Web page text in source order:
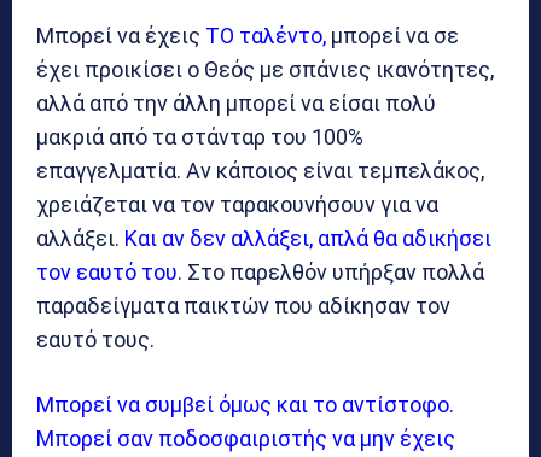
Μπορεί να έχεις ΤΟ ταλέντο, μπορεί να σε
έχει προικίσει ο Θεός με σπάνιες ικανότητες,
αλλά από την άλλη μπορεί να είσαι πολύ
μακριά από τα στάνταρ του 100%
επαγγελματία. Αν κάποιος είναι τεμπελάκος,
χρειάζεται να τον ταρακουνήσουν για να
αλλάξει. Και αν δεν αλλάξει, απλά θα αδικήσει
τον εαυτό του. Στο παρελθόν υπήρξαν πολλά
παραδείγματα παικτών που αδίκησαν τον
εαυτό τους.
Μπορεί να συμβεί όμως και το αντίστοφο.
Μπορεί σαν ποδοσφαιριστής να μην έχεις